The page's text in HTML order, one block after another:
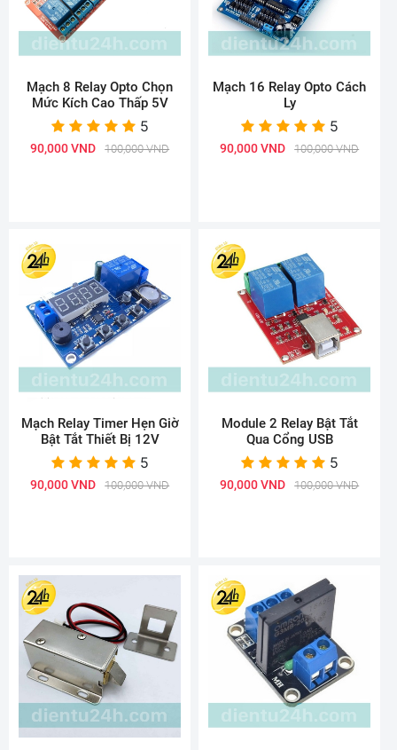
Mạch 8 Relay Opto Chọn
Mức Kích Cao Thấp 5V
5
90,000 VND 100,000 VND
Mạch 16 Relay Opto Cách
Ly
5
90,000 VND 100,000 VND
Mạch Relay Timer Hẹn Giờ
Bật Tắt Thiết Bị 12V
5
90,000 VND 100,000 VND
Module 2 Relay Bật Tắt
Qua Cổng USB
5
90,000 VND 100,000 VND